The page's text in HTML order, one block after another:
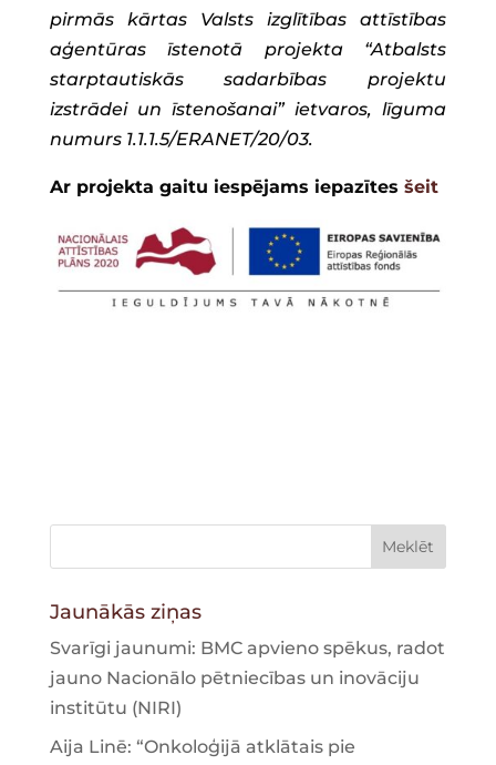
pirmās kārtas Valsts izglītības attīstības
aģentūras īstenotā projekta “Atbalsts
starptautiskās sadarbības projektu
izstrādei un īstenošanai” ietvaros, līguma
numurs 1.1.1.5/ERANET/20/03.
Ar projekta gaitu iespējams iepazītes šeit
Jaunākās ziņas
Svarīgi jaunumi: BMC apvieno spēkus, radot
jauno Nacionālo pētniecības un inovāciju
institūtu (NIRI)
Aija Linē: “Onkoloģijā atklātais pie